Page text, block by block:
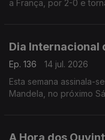
a França, por 2-0 e
Dia Internacional
Ep. 136
14 jul. 2026
Esta semana assinala-
Mandela, no próximo
A Hora dos